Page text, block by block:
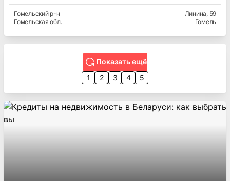
Гомельскийр-н
Гомельская обл.
Линина, 59
Гомель
Показать ещё
1
2 3 4 5